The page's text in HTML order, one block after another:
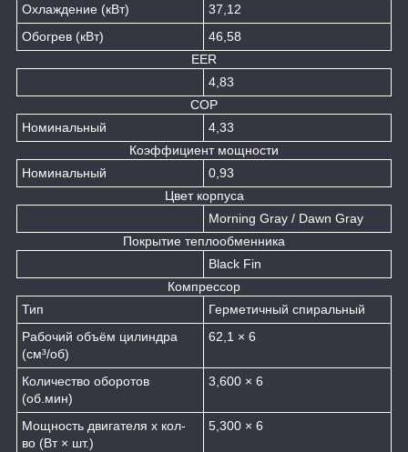
Охлаждение (кВт)
37,12
Обогрев (кВт)
46,58
EER
4,83
COP
Номинальный
4,33
Коэффициент мощности
Номинальный
0,93
Цвет корпуса
Morning Gray / Dawn Gray
Покрытие теплообменника
Black Fin
Компрессор
Тип
Герметичный спиральный
Рабочий объём цилиндра
(см³/об)
62,1 × 6
Количество оборотов
(об.мин)
3,600 × 6
Мощность двигателя х кол-
во (Вт × шт.)
5,300 × 6